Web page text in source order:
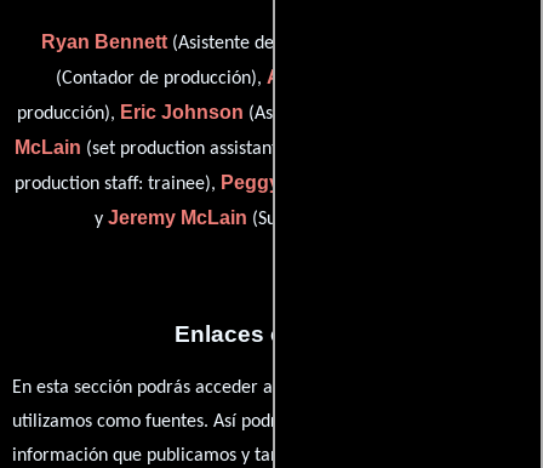
Ryan Bennett(Asistente de producción),
(Contador de producción), Andy House
producción), Eric Johnson (Asistente de producción),
McLain (set production assistant),
production staff: trainee), Peggy O'Neal
y Jeremy McLain (Suplente (sin acreditar))
Enlaces externos
En esta sección podrás acceder a los recursos externos que
utilizamos como fuentes. Así podrás chequear toda la
información que publicamos y también ampliar tu conocimiento